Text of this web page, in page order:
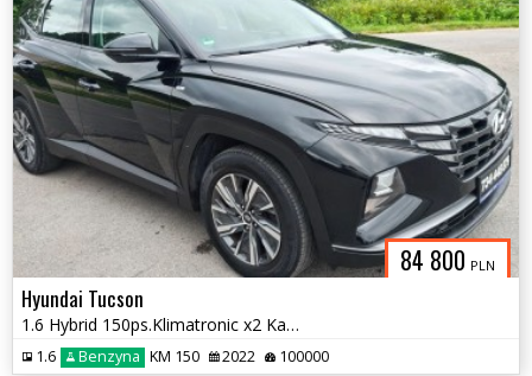
84 800 PLN
Hyundai Tucson
1.6 Hybrid 150ps.Klimatronic x2 Kamera Cofania 2022
1.6 Benzyna KM 150 2022 100000